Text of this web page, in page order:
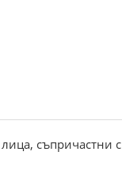
съпричастни с